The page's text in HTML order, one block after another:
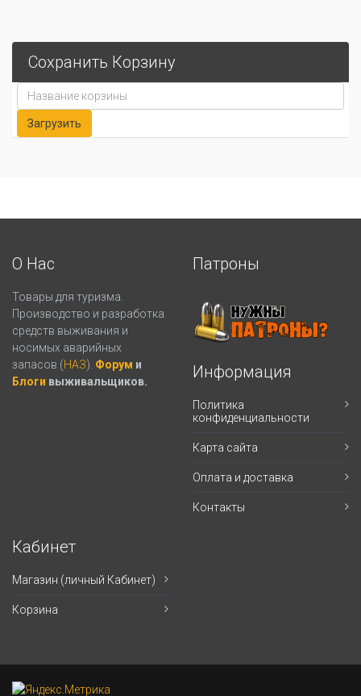
Сохранить Корзину
О Нас
Товары для туризма.
Производство и разработка
средств выживания и
носимых аварийных
запасов (НАЗ). Форум и
Блоги выживальщиков.
Патроны
Информация
Политика
конфиденциальности
Карта сайта
Оплата и доставка
Контакты
Кабинет
Магазин (личный Кабинет)
Корзина